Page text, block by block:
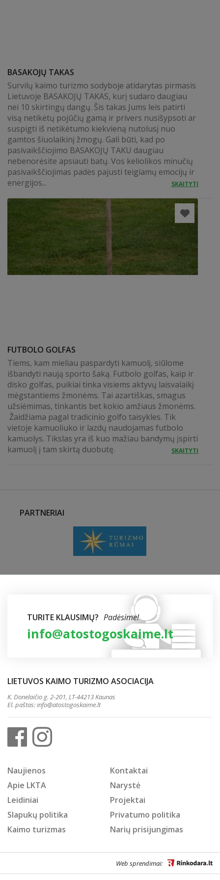
BASAKOJŲ TAKAS
Survilų kaimo turizmo sodyboje atidarytas pirmasis
Lietuvoje BASAKOJŲ TAKAS, kurį sudaro daugiau
nei 10 skirtingų dangų. Šis takas Jums leis patirti
visą netikėtų pojūčių gamą ir privers nusišypsoti ar
suspigti iš netikėtumo kiekvieną nutolusį nuo
gamtos šiuolaikinį žmogų. Gali būti, kad po
pasivaikščiojimo BASAKOJŲ TAKU daugiau
nebenorėsite apsiauti batų. Vos keliolikos minučių
pasivaikščiojimas padės pajusti teigiamų emocijų ir
energijos...
SKAITYTI
FUTBOLO GOLFAS
Tiems, kam mieliau paspardyti kamuolį, siūlome
išbandyti naują sporto šaką. Futbolo golfas, kaip ir
disko golfas, puikiai tinka visiems aktyvų laisvalaikį
mėgstantiems žmonėms. Tai azartiškas, smagus
užsiėmimas, tinkantis bet kokio amžiaus žmonėms.
Žaidžiama pagal tradicinio golfo taisykles. Tik
vietoje kamuoliuko ir lazdų naudojamas futbolo
kamuolys. Tikslas yra iš kuo mažiau bandymų įspirti
kamuolį į tam skirtą duobutę.
SKAITYTI
PARTNERIAI
TURITE KLAUSIMŲ? Padėsime!
info@atostogoskaime.lt
LIETUVOS KAIMO TURIZMO ASOCIACIJA
K. Donelaičio g. 2-201, LT-44213 Kaunas
El. paštas:info@atostogoskaime.lt
Naujienos
Kontaktai
Apie LKTA
Narystė
Leidiniai
Projektai
Slapukų politika
Privatumo politika
Kaimo turizmas
Narių prisijungimas
Web sprendimai: